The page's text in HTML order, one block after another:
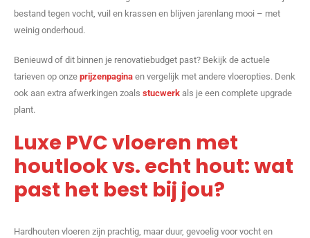
bestand tegen vocht, vuil en krassen en blijven jarenlang mooi – met
weinig onderhoud.
Benieuwd of dit binnen je renovatiebudget past? Bekijk de actuele
tarieven op onze prijzenpagina en vergelijk met andere vloeropties. Denk
ook aan extra afwerkingen zoals stucwerk als je een complete upgrade
plant.
Luxe PVC vloeren met
houtlook vs. echt hout: wat
past het best bij jou?
Hardhouten vloeren zijn prachtig, maar duur, gevoelig voor vocht en